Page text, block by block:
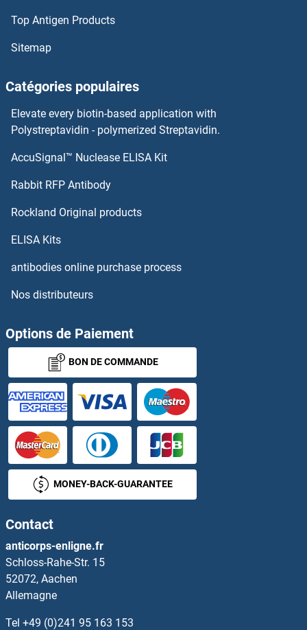
TRPV3 Anticorps
TRPV1 Anticorps
TRPT1 Anticorps
TRPS1 Anticorps
TSFM Anticorps
TSG101 Anticorps
TSGA10 Anticorps
TSH Anticorps
TSH receptor Anticorps
TSHB Anticorps
TSHZ2 Anticorps
TSKS Anticorps
TSKU Anticorps
TSNAX Anticorps
Tsnaxip1 Anticorps
Top Antigen Products
Sitemap
Catégories populaires
Elevate every biotin-based application with
Polystreptavidin - polymerized Streptavidin.
AccuSignal™ Nuclease ELISA Kit
Rabbit RFP Antibody
Rockland Original products
ELISA Kits
antibodies online purchase process
Nos distributeurs
Options de Paiement
BON DE COMMANDE
MONEY-BACK-GUARANTEE
Contact
anticorps-enligne.fr
Schloss-Rahe-Str. 15
52072, Aachen
Allemagne
Tel +49 (0)241 95 163 153